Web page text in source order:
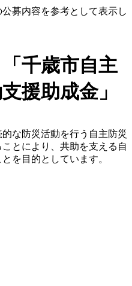
募内容を参考として表示し
千歳市自主
援助成金」
な防災活動を行う自主防災
とにより、共助を支える自
を目的としています。